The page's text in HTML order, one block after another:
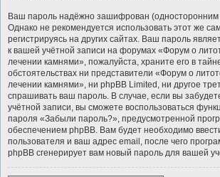
Ваш пароль надёжно зашифрован
Однако не рекомендуется использовать этот же
регистрируясь на других сайтах. Ваш пароль
к вашей учётной записи на форумах «Форум о
лечении камнями», пожалуйста, храните его в
обстоятельствах ни представители «Форум о
лечении камнями», ни phpBB Limited, ни другое
спрашивать ваш пароль. В случае, если вы
учётной записи, вы сможете воспользоваться
пароля «Забыли пароль?», предусмотренной
обеспечением phpBB. Вам будет необходимо
пользователя и ваш адрес email, после чего
phpBB сгенерирует вам новый пароль для вашей